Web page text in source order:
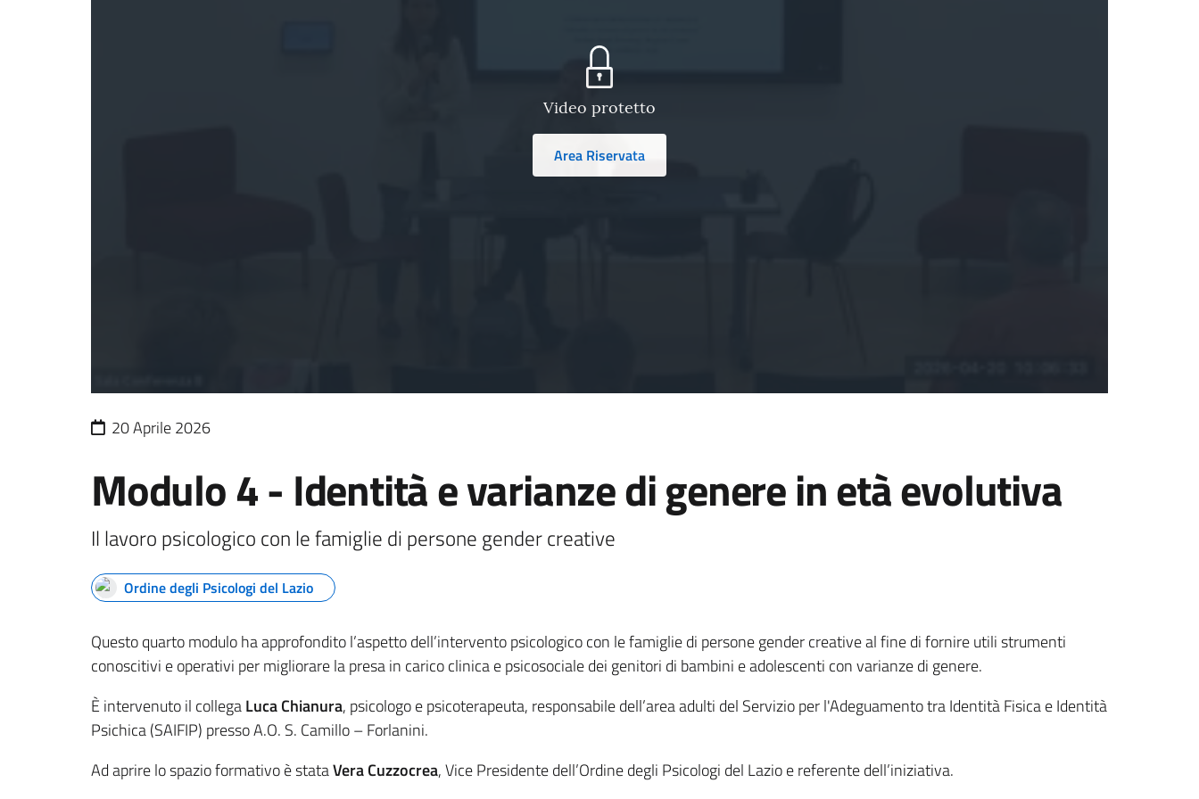
Video protetto
Area Riservata
20 Aprile 2026
Modulo 4 - Identità e varianze di genere in età evolutiva
Il lavoro psicologico con le famiglie di persone gender creative
Ordine degli Psicologi del Lazio
Questo quarto modulo ha approfondito l’aspetto dell’intervento psicologico con le famiglie di persone gender creative al fine di fornire utili strumenti
conoscitivi e operativi per migliorare la presa in carico clinica e psicosociale dei genitori di bambini e adolescenti con varianze di genere.
È intervenuto il collegaLuca Chianura, psicologo e psicoterapeuta, responsabile dell’area adulti del Servizio per l'Adeguamento tra Identità Fisica e Identità
Psichica (SAIFIP) presso A.O. S. Camillo – Forlanini.
Ad aprire lo spazio formativo è stataVera Cuzzocrea, Vice Presidente dell’Ordine degli Psicologi del Lazio e referente dell’iniziativa.